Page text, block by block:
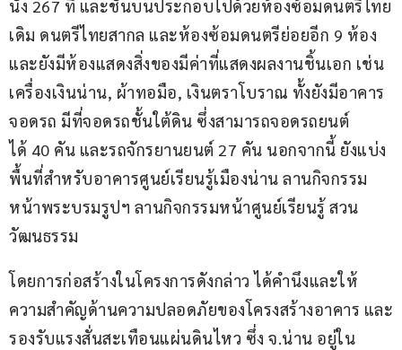
นั่ง 267 ที่ และชั้นบนประกอบไปด้วยห้องซ้อมดนตรีไทย
เดิม ดนตรีไทยสากล และห้องซ้อมดนตรีย่อยอีก 9 ห้อง
และยังมีห้องแสดงสิ่งของมีค่าที่แสดงผลงานชิ้นเอก เช่น
เครื่องเงินน่าน, ผ้าทอมือ, เงินตราโบราณ ทั้งยังมีอาคาร
จอดรถ มีที่จอดรถชั้นใต้ดิน ซึ่งสามารถจอดรถยนต์
ได้ 40 คัน และรถจักรยานยนต์ 27 คัน นอกจากนี้ ยังแบ่ง
พื้นที่สำหรับอาคารศูนย์เรียนรู้เมืองน่าน ลานกิจกรรม
หน้าพระบรมรูปฯ ลานกิจกรรมหน้าศูนย์เรียนรู้ สวน
วัฒนธรรม
โดยการก่อสร้างในโครงการดังกล่าว ได้คำนึงและให้
ความสำคัญด้านความปลอดภัยของโครงสร้างอาคาร และ
รองรับแรงสั่นสะเทือนแผ่นดินไหว ซึ่ง จ.น่าน อยู่ใน